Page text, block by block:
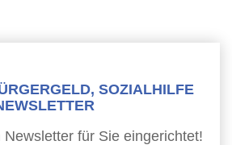
SOZIALHILFE
für Sie eingerichtet!